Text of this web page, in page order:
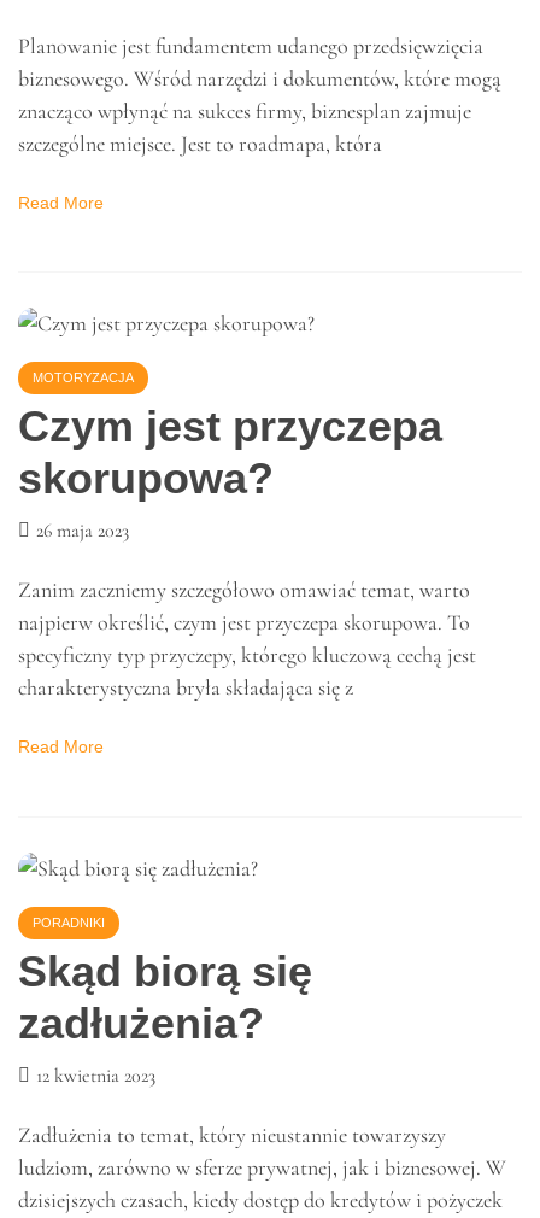
Biznesplan – kluczowy
krok w rozpoczęciu
przedsięwzięcia
biznesowego
Planowanie jest fundamentem udanego przedsięwzięcia
znacząco wpłynąć na sukces firmy, biznesplan zajmuje
szczególne miejsce. Jest to roadmapa, która
Read More
MOTORYZACJA
Czym jest przyczepa
skorupowa?
Zanim zaczniemy szczegółowo omawiać temat, warto
specyficzny typ przyczepy, którego kluczową cechą jest
charakterystyczna bryła składająca się z
Read More
PORADNIKI